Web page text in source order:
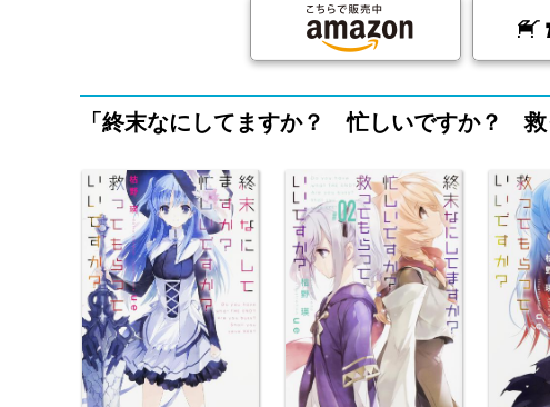
「終末なにしてますか？ 忙しいですか？